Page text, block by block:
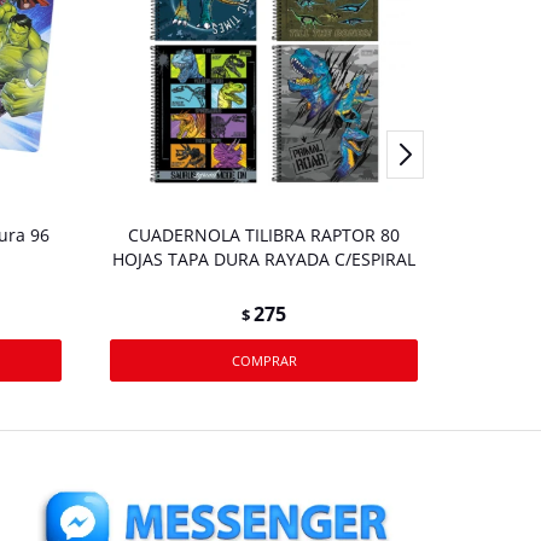
96
CUADERNOLA TILIBRA RAPTOR 80
HOJAS TAPA DURA RAYADA C/ESPIRAL
$275